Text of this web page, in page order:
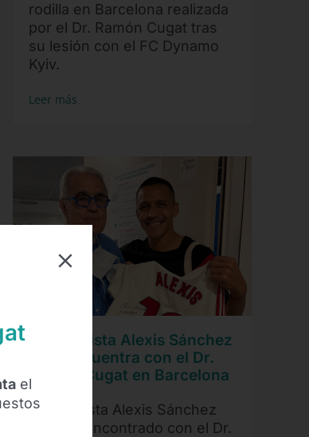
rodilla en Barcelona realizada
por el Dr. Ramón Cugat tras
su lesión con el FC Dynamo
Kyiv.
Leer más
El futbolista Alexis Sánchez
se reencuentra con el Dr.
Ramón Cugat en Barcelona
El futbolista Alexis Sánchez
se ha reencontrado con el Dr.
el